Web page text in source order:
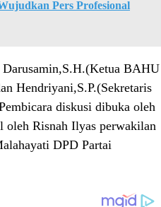
Pers Profesional
BAHU
Hendriyani,S.P.(Sekretaris
diskusi dibuka oleh
oleh Risnah Ilyas perwakilan
DPD Partai